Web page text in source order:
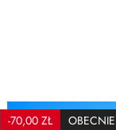
-70,00 ZŁ